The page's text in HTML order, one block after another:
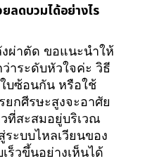
ลดบวมได้อย่างไร
ผ่าตัด ขอแนะนำให้
าระดับหัวใจค่ะ วิธี
บซ้อนกัน หรือใช้
กศีรษะสูงจะอาศัย
ที่สะสมอยู่บริเวณ
ะบบไหลเวียนของ
ร็วขึ้นอย่างเห็นได้